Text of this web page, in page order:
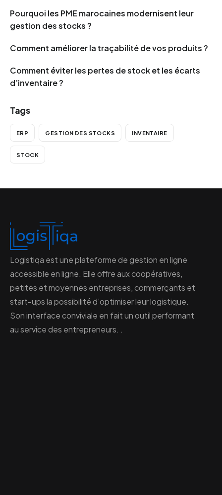
Pourquoi les PME marocaines modernisent leur
gestion des stocks ?
Comment améliorer la traçabilité de vos produits ?
Comment éviter les pertes de stock et les écarts
d’inventaire ?
Tags
ERP GESTION DES STOCKS INVENTAIRE
STOCK
Logistiqa est une plateforme de gestion en ligne
accessible en ligne. Elle offre aux coopératives,
petites et moyennes entreprises, commerçants et
start-ups la possibilité d’optimiser leur logistique.
Son interface conviviale en fait un outil performant
au service des entrepreneurs. .